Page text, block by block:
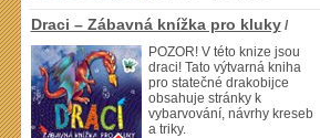
Draci – Zábavná knížka pro kluky/
POZOR! V této knize jsou
draci! Tato výtvarná kniha
pro statečné drakobijce
obsahuje stránky k
vybarvování, návrhy kreseb
a triky.